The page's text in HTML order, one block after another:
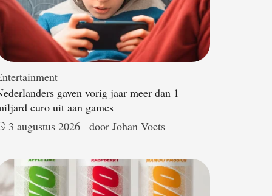
gaven vorig jaar meer dan 1
euro uit aan games
3 augustus 2026
door Johan Voets